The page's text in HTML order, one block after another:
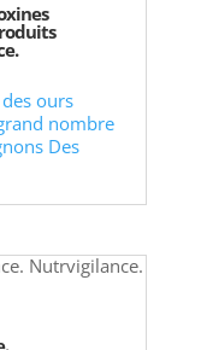
ours
nombre
Des